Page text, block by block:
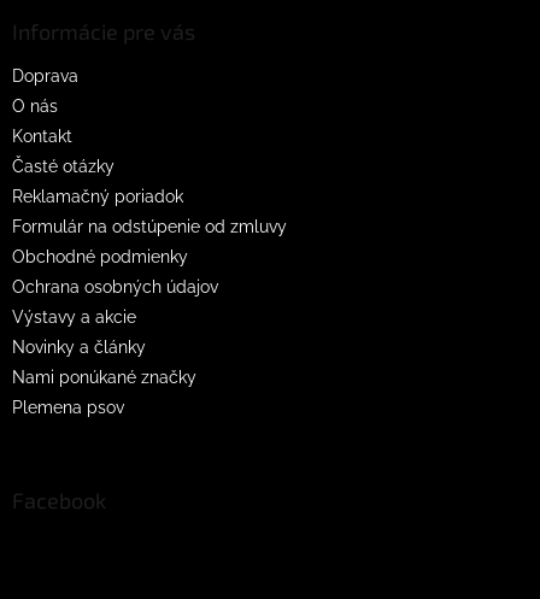
Informácie pre vás
Doprava
O nás
Kontakt
Časté otázky
Reklamačný poriadok
Formulár na odstúpenie od zmluvy
Obchodné podmienky
Ochrana osobných údajov
Výstavy a akcie
Novinky a články
Nami ponúkané značky
Plemena psov
Facebook